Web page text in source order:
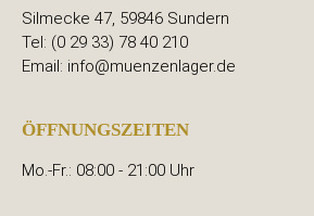
Silmecke 47, 59846 Sundern
Tel: (0 29 33) 78 40 210
Email: info@muenzenlager.de
ÖFFNUNGSZEITEN
Mo.-Fr.: 08:00 - 21:00 Uhr